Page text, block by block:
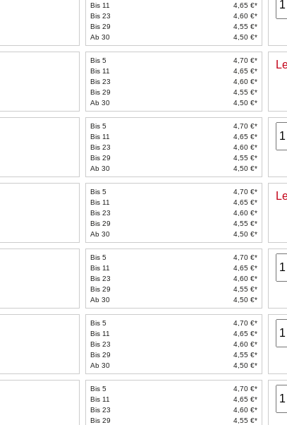
Bis 11
4,65 €*
Bis 23
4,60 €*
Bis 29
4,55 €*
Ab 30
4,50 €*
Bis 5
4,70 €*
Bis 11
4,65 €*
Bis 23
4,60 €*
Bis 29
4,55 €*
Ab 30
4,50 €*
Bis 5
4,70 €*
Bis 11
4,65 €*
Bis 23
4,60 €*
Bis 29
4,55 €*
Ab 30
4,50 €*
Bis 5
4,70 €*
Bis 11
4,65 €*
Bis 23
4,60 €*
Bis 29
4,55 €*
Ab 30
4,50 €*
Bis 5
4,70 €*
Bis 11
4,65 €*
Bis 23
4,60 €*
Bis 29
4,55 €*
Ab 30
4,50 €*
Bis 5
4,70 €*
Bis 11
4,65 €*
Bis 23
4,60 €*
Bis 29
4,55 €*
Ab 30
4,50 €*
Bis 5
4,70 €*
Bis 11
4,65 €*
Bis 23
4,60 €*
Bis 29
4,55 €*